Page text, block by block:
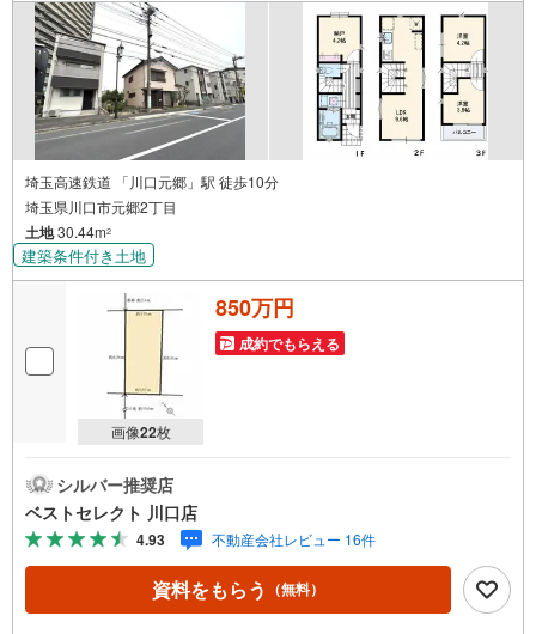
埼玉高速鉄道 「川口元郷」駅 徒歩10分
埼玉県川口市元郷2丁目
土地30.44m2
建築条件付き土地
画像22枚
850万円
成約でもらえる
シルバー推奨店
ベストセレクト 川口店
4.93 不動産会社レビュー 16件
資料をもらう （無料）